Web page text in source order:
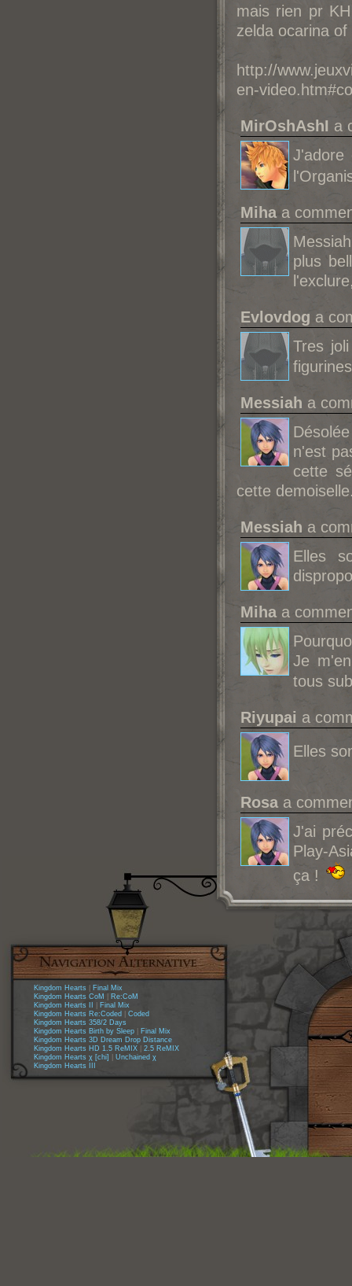
mais rien pr
zelda ocarina
http://
en-
MirOshAshI a
J'adore
Mihaa
plus
Evlovdog a
Tres
Messiah a
n'est
cette
cette
Messiah a
Elles
Miha a
Je
tous
Riyupai a
Elles
Rosa a
J'ai
Play-
ça !
Kingdom Hearts
Final Mix
Kingdom Hearts CoM
Re:CoM
Kingdom Hearts II
Final Mix
Kingdom Hearts Re:Coded
Coded
Kingdom Hearts 358/2 Days
Kingdom Hearts Birth by Sleep
Final Mix
Kingdom Hearts 3D Dream Drop Distance
Kingdom Hearts HD 1.5 ReMIX
2.5 ReMIX
Kingdom Hearts χ [chi]
Unchained χ
Kingdom Hearts III